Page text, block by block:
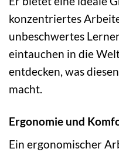
konzentriertes
unbeschwertes
eintauchen in die
entdecken, was
macht.
Ergonomie und
Ein ergonomischer